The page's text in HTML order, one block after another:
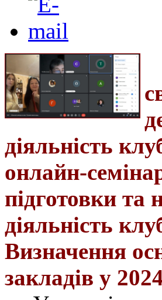
діяльність
онлайн-
підготовки та
діяльність
Визначення
закладів у